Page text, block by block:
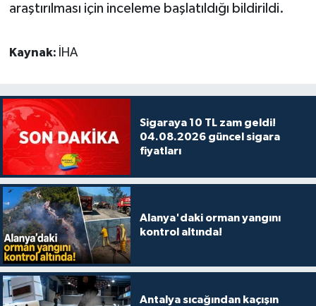
araştırılması için inceleme başlatıldığı bildirildi.
Kaynak: İHA
Sigaraya 10 TL zam geldi!
04.08.2026 güncel sigara
fiyatları
Alanya'daki orman yangını
kontrol altında!
Antalya sıcağından kaçışın